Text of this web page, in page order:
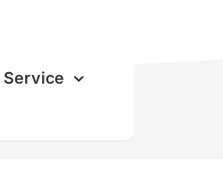
Service